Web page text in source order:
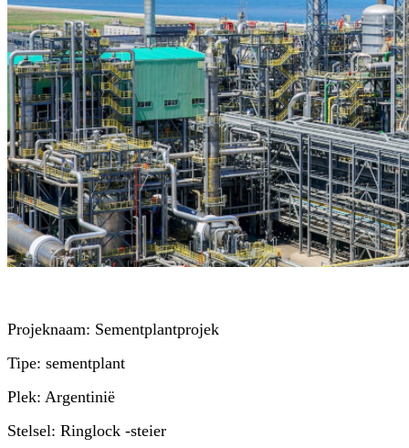
Projeknaam: Sementplantprojek
Tipe: sementplant
Plek: Argentinië
Stelsel: Ringlock -steier